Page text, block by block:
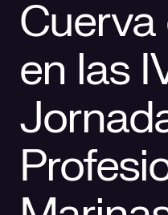
La mirada Cuerva
Trabaja en Cuerva
Qué
Distribución
Smart Services
Innovación
Comunidad
Blog
Contacto
en las